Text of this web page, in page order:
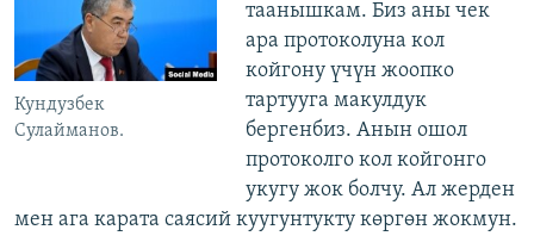
Кундузбек
Сулайманов.
таанышкам. Биз аны чек
ара протоколуна кол
койгону үчүн жоопко
тартууга макулдук
бергенбиз. Анын ошол
протоколго кол койгонго
укугу жок болчу. Ал жерден
мен ага карата саясий куугунтукту көргөн жокмун.